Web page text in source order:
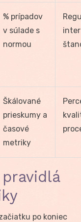
% prípadov
v súlade s
normou
Škálované
prieskumy a
časové
metriky
po koniec